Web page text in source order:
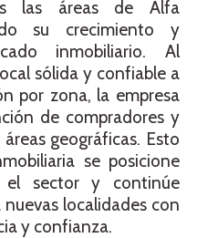
las áreas de Alfa
su crecimiento y
inmobiliario. Al
sólida y confiable a
por zona, la empresa
de compradores y
geográficas. Esto
se posicione
sector y continúe
localidades con
y confianza.